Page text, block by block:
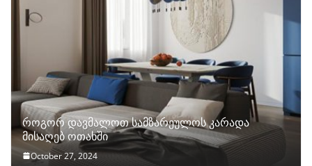
როგორ დავმალოთ სამზარეულოს კარადა
მისაღებ ოთახში
October 27, 2024